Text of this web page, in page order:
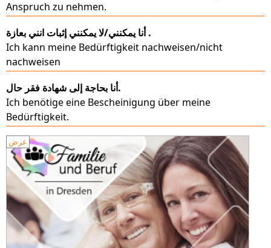
Anspruch zu nehmen.
أنا يمكنني/لا يمكنني إثبات انني بعازة .
Ich kann meine Bedürftigkeit nachweisen/nicht
nachweisen
أنا بحاجة إلى شهادة فقر حال.
Ich benötige eine Bescheinigung über meine
Bedürftigkeit.
عرض